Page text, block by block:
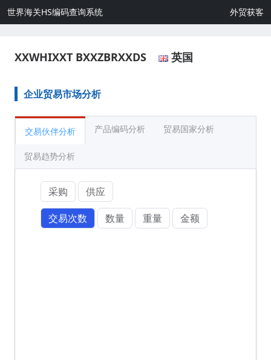
世界海关HS编码查询系统 外贸获客
XXWHIXXT BXXZBRXXDS 英国
企业贸易市场分析
交易伙伴分析 产品编码分析 贸易国家分析
贸易趋势分析
采购
供应
交易次数
数量 重量 金额